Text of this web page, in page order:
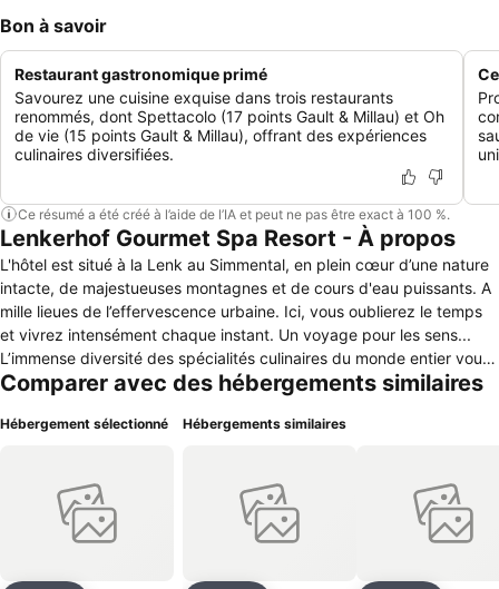
Bon à savoir
Restaurant gastronomique primé
Savourez une cuisine exquise dans trois restaurants
renommés, dont Spettacolo (17 points Gault & Millau) et Oh
de vie (15 points Gault & Millau), offrant des expériences
culinaires diversifiées.
Ce résumé a été créé à l’aide de l’IA et peut ne pas être exact à 100 %.
Lenkerhof Gourmet Spa Resort - À propos
L'hôtel est situé à la Lenk au Simmental, en plein cœur d’une nature
intacte, de majestueuses montagnes et de cours d'eau puissants. A
mille lieues de l’effervescence urbaine. Ici, vous oublierez le temps
et vivrez intensément chaque instant. Un voyage pour les sens...
L’immense diversité des spécialités culinaires du monde entier vous
est ici présentée à travers une carte renouvelée chaque jour. Le
créations culinaires savantes, faisant appel aux meilleurs ingrédients
contrôlée, naturellement. Le deuxième Restaurant, "Oh de vie", vous
emmène à la découverte de saveurs venues du sud.
Comparer avec des hébergements similaires
Hébergement sélectionné Hébergements similaires